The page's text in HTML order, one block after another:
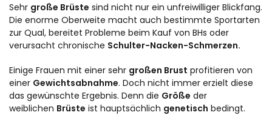
Sehr große Brüste sind nicht nur ein unfreiwilliger Blickfang.
Die enorme Oberweite macht auch bestimmte Sportarten
zur Qual, bereitet Probleme beim Kauf von BHs oder
verursacht chronische Schulter-Nacken-Schmerzen.
Einige Frauen mit einer sehr großen Brust profitieren von
einer Gewichtsabnahme. Doch nicht immer erzielt diese
das gewünschte Ergebnis. Denn die Größe der
weiblichen Brüste ist hauptsächlich genetisch bedingt.